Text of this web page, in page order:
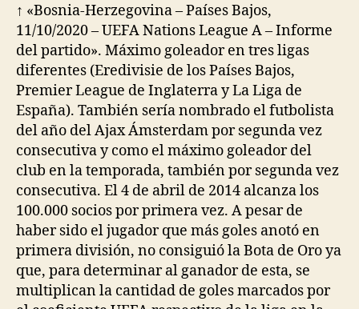
↑ «Bosnia-Herzegovina – Países Bajos,
11/10/2020 – UEFA Nations League A – Informe
del partido». Máximo goleador en tres ligas
diferentes (Eredivisie de los Países Bajos,
Premier League de Inglaterra y La Liga de
España). También sería nombrado el futbolista
del año del Ajax Ámsterdam por segunda vez
consecutiva y como el máximo goleador del
club en la temporada, también por segunda vez
consecutiva. El 4 de abril de 2014 alcanza los
100.000 socios por primera vez. A pesar de
haber sido el jugador que más goles anotó en
primera división, no consiguió la Bota de Oro ya
que, para determinar al ganador de esta, se
multiplican la cantidad de goles marcados por